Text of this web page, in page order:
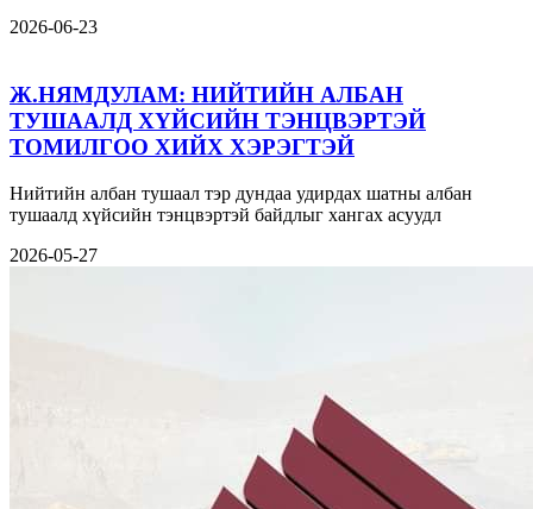
2026-06-23
Ж.НЯМДУЛАМ: НИЙТИЙН АЛБАН
ТУШААЛД ХҮЙСИЙН ТЭНЦВЭРТЭЙ
ТОМИЛГОО ХИЙХ ХЭРЭГТЭЙ
Нийтийн албан тушаал тэр дундаа удирдах шатны албан
тушаалд хүйсийн тэнцвэртэй байдлыг хангах асуудл
2026-05-27